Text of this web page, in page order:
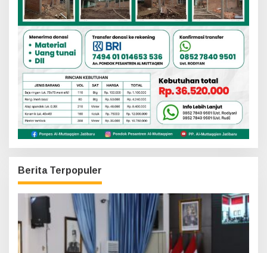
Berita Terpopuler